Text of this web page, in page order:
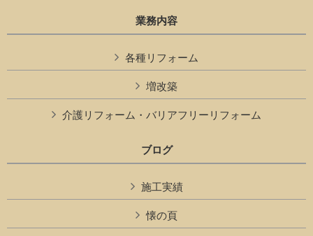
業務内容
各種リフォーム
増改築
介護リフォーム・バリアフリーリフォーム
ブログ
施工実績
懐の頁